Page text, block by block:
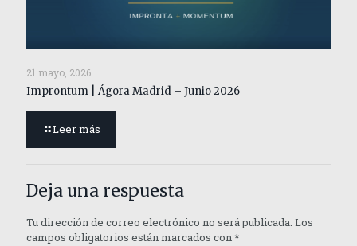
21 mayo, 2026
Improntum | Ágora Madrid – Junio 2026
Leer más
Deja una respuesta
Tu dirección de correo electrónico no será publicada. Los
campos obligatorios están marcados con*